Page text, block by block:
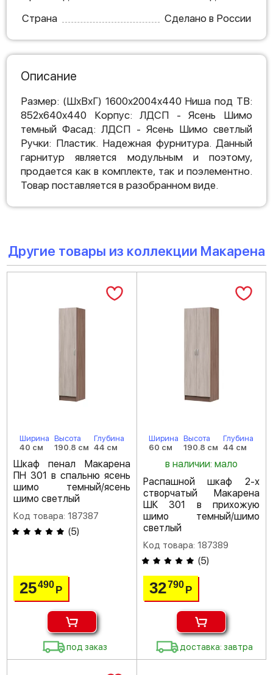
Страна
Сделано в России
Описание
Размер: (ШхВхГ) 1600х2004х440 Ниша под ТВ:
852х640х440 Корпус: ЛДСП - Ясень Шимо
темный Фасад: ЛДСП - Ясень Шимо светлый
Ручки: Пластик. Надежная фурнитура. Данный
гарнитур является модульным и поэтому,
продается как в комплекте, так и поэлементно.
Товар поставляется в разобранном виде.
Другие товары из коллекции Макарена
Ширина
40 см
Высота
190.8 см
Глубина
44 см
Шкаф пенал Макарена
ПН 301 в спальню ясень
шимо темный/ясень
шимо светлый
Код товара: 187387
(5)
25490Р
под заказ
Ширина
60 см
Высота
190.8 см
Глубина
44 см
в наличии: мало
Распашной шкаф 2-х
створчатый Макарена
ШК 301 в прихожую
шимо темный/шимо
светлый
Код товара: 187389
(5)
32790 Р
доставка: завтра